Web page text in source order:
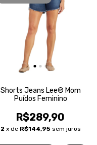
Shorts Jeans Lee® Mom
Puídos Feminino
R$289,90
2 x de R$144,95 sem juros